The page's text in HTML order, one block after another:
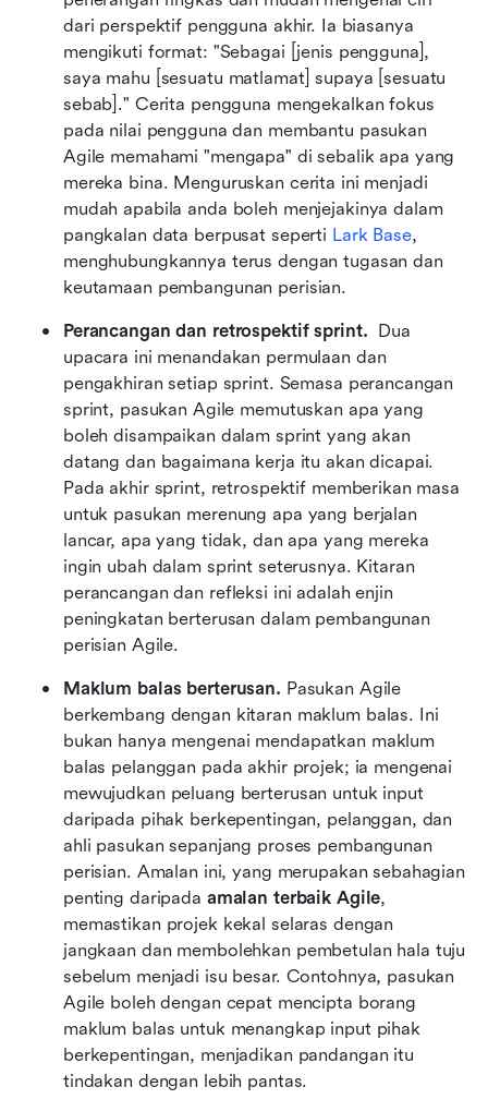
dari perspektif pengguna akhir. Ia biasanya
mengikuti format: "Sebagai [jenis pengguna],
saya mahu [sesuatu matlamat] supaya [sesuatu
sebab]." Cerita pengguna mengekalkan fokus
pada nilai pengguna dan membantu pasukan
Agile memahami "mengapa" di sebalik apa yang
mereka bina. Menguruskan cerita ini menjadi
mudah apabila anda boleh menjejakinya dalam
pangkalan data berpusat seperti Lark Base,
menghubungkannya terus dengan tugasan dan
keutamaan pembangunan perisian.
Perancangan dan retrospektif sprint. Dua
upacara ini menandakan permulaan dan
pengakhiran setiap sprint. Semasa perancangan
sprint, pasukan Agile memutuskan apa yang
boleh disampaikan dalam sprint yang akan
datang dan bagaimana kerja itu akan dicapai.
Pada akhir sprint, retrospektif memberikan masa
untuk pasukan merenung apa yang berjalan
lancar, apa yang tidak, dan apa yang mereka
ingin ubah dalam sprint seterusnya. Kitaran
perancangan dan refleksi ini adalah enjin
peningkatan berterusan dalam pembangunan
perisian Agile.
Maklum balas berterusan. Pasukan Agile
berkembang dengan kitaran maklum balas. Ini
bukan hanya mengenai mendapatkan maklum
balas pelanggan pada akhir projek; ia mengenai
mewujudkan peluang berterusan untuk input
daripada pihak berkepentingan, pelanggan, dan
ahli pasukan sepanjang proses pembangunan
perisian. Amalan ini, yang merupakan sebahagian
penting daripada amalan terbaik Agile,
memastikan projek kekal selaras dengan
jangkaan dan membolehkan pembetulan hala tuju
sebelum menjadi isu besar. Contohnya, pasukan
Agile boleh dengan cepat mencipta borang
maklum balas untuk menangkap input pihak
berkepentingan, menjadikan pandangan itu
tindakan dengan lebih pantas.